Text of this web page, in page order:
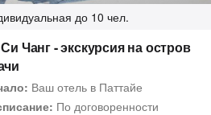
до 10 чел.
Чанг - экскурсия на остров
Ваш отель в Паттайе
По договоренности